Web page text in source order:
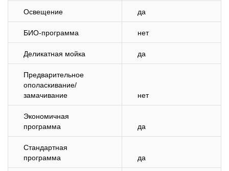
Освещение да
БИО-программа нет
Деликатная мойка да
Предварительное
ополаскивание/
замачивание
нет
Экономичная
программа
да
Стандартная
программа
да